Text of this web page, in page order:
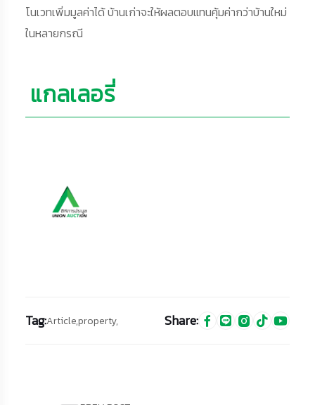
โนเวทเพิ่มมูลค่าได้ บ้านเก่าจะให้ผลตอบแทนคุ้มค่ากว่าบ้านใหม่
ในหลายกรณี
แกลเลอรี่
Tag:Article,property, Share: